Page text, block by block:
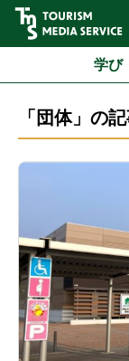
学び
「団体」の